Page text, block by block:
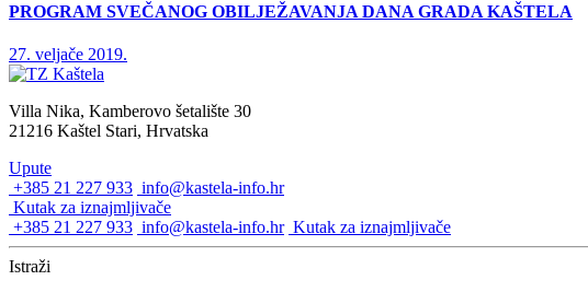
PROGRAM SVEČANOG OBILJEŽAVANJA DANA GRADA KAŠTELA
27. veljače 2019.
Villa Nika, Kamberovo šetalište 30
21216 Kaštel Stari, Hrvatska
Upute
+385 21 227 933 info@kastela-info.hr
Kutak za iznajmljivače
+385 21 227 933 info@kastela-info.hr Kutak za iznajmljivače
Istraži